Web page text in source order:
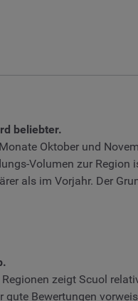
beliebter.
Oktober und
Volumen zur
als im Vorjahr. Der
zeigt Scuol
gute Bewertungen